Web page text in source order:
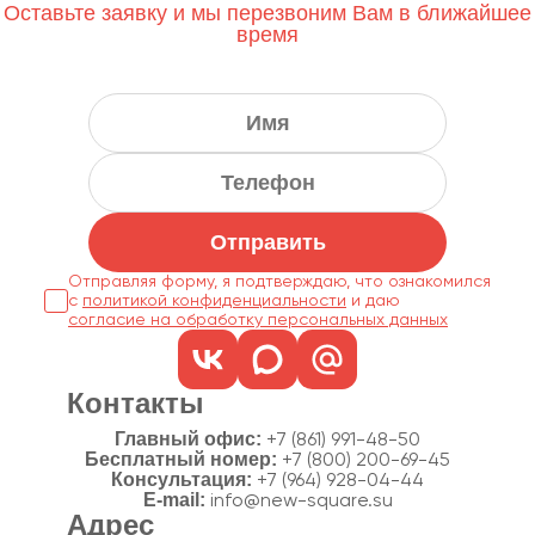
Оставьте заявку и мы перезвоним Вам в ближайшее
время
Отправить
Отправляя форму, я подтверждаю, что ознакомился
с политикой конфиденциальности
согласие на обработку персональных данных
Контакты
Главный офис: +7 (861) 991-48-50
Бесплатный номер: +7 (800) 200-69-45
Консультация: +7 (964) 928-04-44
E-mail: info@new-square.su
Адрес